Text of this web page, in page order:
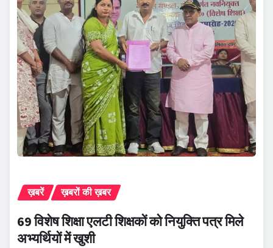
ख़बरें ख़बरों की ख़बर
69 विशेष शिक्षा एलटी शिक्षकों को नियुक्ति पत्र मिले
अभ्यर्थियों में खुशी